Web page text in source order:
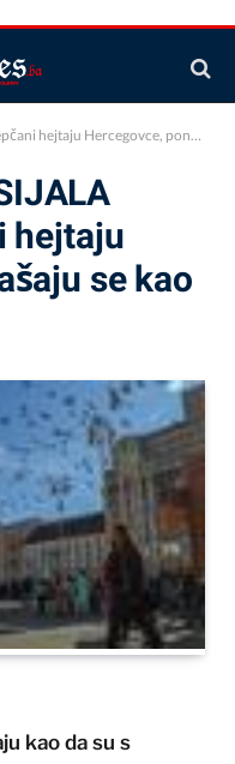
Hercegovce, ponašaju se kao da…
hejtaju
se kao
kao da su s